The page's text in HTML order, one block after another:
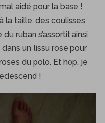
aidé pour la base !
la taille, des coulisses
ruban s’assortit ainsi
dans un tissu rose pour
du polo. Et hop, je
!